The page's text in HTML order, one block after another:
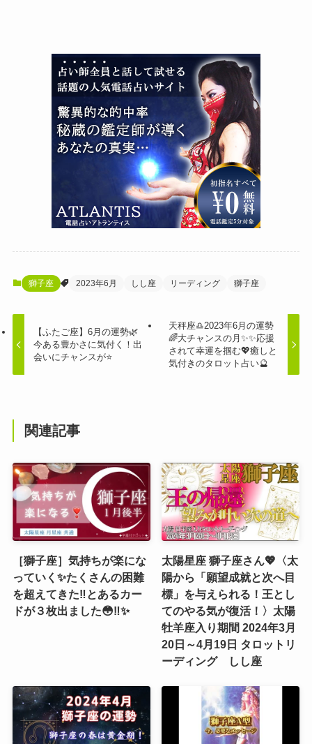
獅子座 2023年6月 しし座 リーディング 獅子座
【ふたご座】6月の運勢🌿
今ある豊かさに気付く！出
会いにチャンスが⭐
天秤座♎️2023年6月の運勢
🌈大チャンスの月✨✨応援
されて幸運を掴む💖癒しと
気付きのタロット占い🔮
関連記事
［獅子座］気持ちが楽にな
っていく✨たくさんの困難
を超えてきた‼️とあるカー
ドが３枚出ました😳‼️✨
太陽星座 獅子座さん💖〈太
陽から「願望成就と次へ目
標」を与えられる！王とし
てのやる気が復活！〉太陽
牡羊座入り期間 2024年3月
20日～4月19日 タロットリ
ーディング しし座